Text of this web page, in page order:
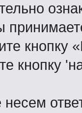
кнопку
кнопку